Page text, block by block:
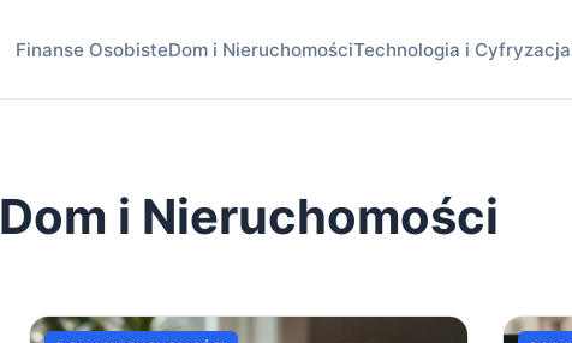
Finanse OsobisteDom i NieruchomościTechnologia i Cyfryzacja
Dom i Nieruchomości